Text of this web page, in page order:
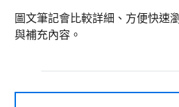
圖文筆記會比較詳細、方便快速
與補充內容。